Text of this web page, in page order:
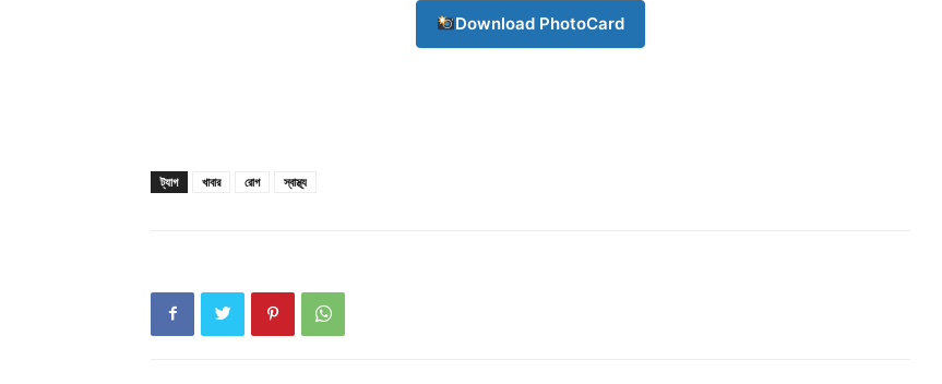
Download PhotoCard
ট্যাগ খাবার রোগ স্বাস্থ্য